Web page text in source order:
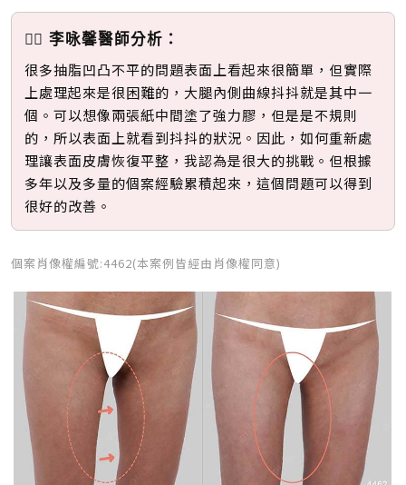
👩‍⚕️ 李咏馨醫師分析：
很多抽脂凹凸不平的問題表面上看起來很簡單，但實際
上處理起來是很困難的，大腿內側曲線抖抖就是其中一
個。可以想像兩張紙中間塗了強力膠，但是是不規則
的，所以表面上就看到抖抖的狀況。因此，如何重新處
理讓表面皮膚恢復平整，我認為是很大的挑戰。但根據
多年以及多量的個案經驗累積起來，這個問題可以得到
很好的改善。
個案肖像權編號:4462(本案例皆經由肖像權同意)